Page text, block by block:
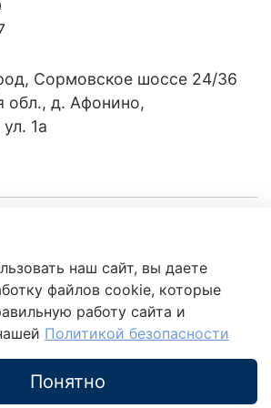
Сормовское шоссе 24/36
обл., д. Афонино,
1а
наш сайт, вы даете
файлов cookie, которые
работу сайта и
Политикой безопасности
Понятно
обработки